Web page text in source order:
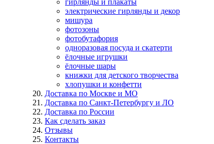
гирлянды и плакаты
электрические гирлянды и декор
мишура
фотозоны
фотобутафория
одноразовая посуда и скатерти
ёлочные игрушки
ёлочные шары
книжки для детского творчества
хлопушки и конфетти
Доставка по Москве и МО
Доставка по Санкт-Петербургу и ЛО
Доставка по России
Как сделать заказ
Отзывы
Контакты